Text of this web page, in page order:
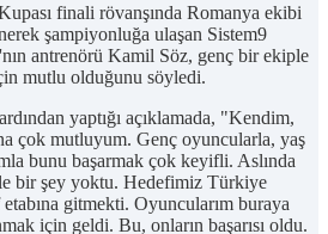
finali rövanşında Romanya ekibi
şampiyonluğa ulaşan Sistem9
antrenörü Kamil Söz, genç bir ekiple
mutlu olduğunu söyledi.
yaptığı açıklamada, "Kendim,
çok mutluyum. Genç oyuncularla, yaş
bunu başarmak çok keyifli. Aslında
bir şey yoktu. Hedefimiz Türkiye
gitmekti. Oyuncularım buraya
için geldi. Bu, onların başarısı oldu.